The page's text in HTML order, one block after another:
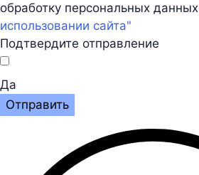
обработку персональных данных
использовании сайта"
Подтвердите отправление
Да
Отправить